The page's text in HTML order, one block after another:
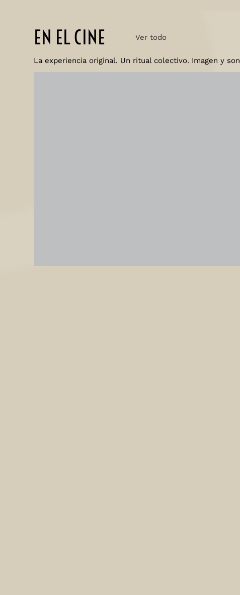
EN EL CINE
La experiencia original. Un ritual colectivo. Imagen y
Ver todo